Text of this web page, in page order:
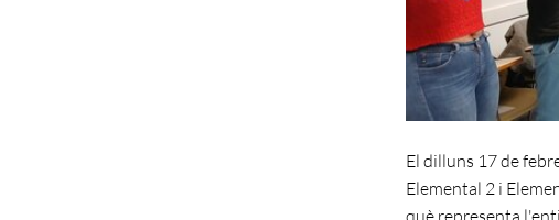
El dilluns 17 de
Elemental 2 i
què representa